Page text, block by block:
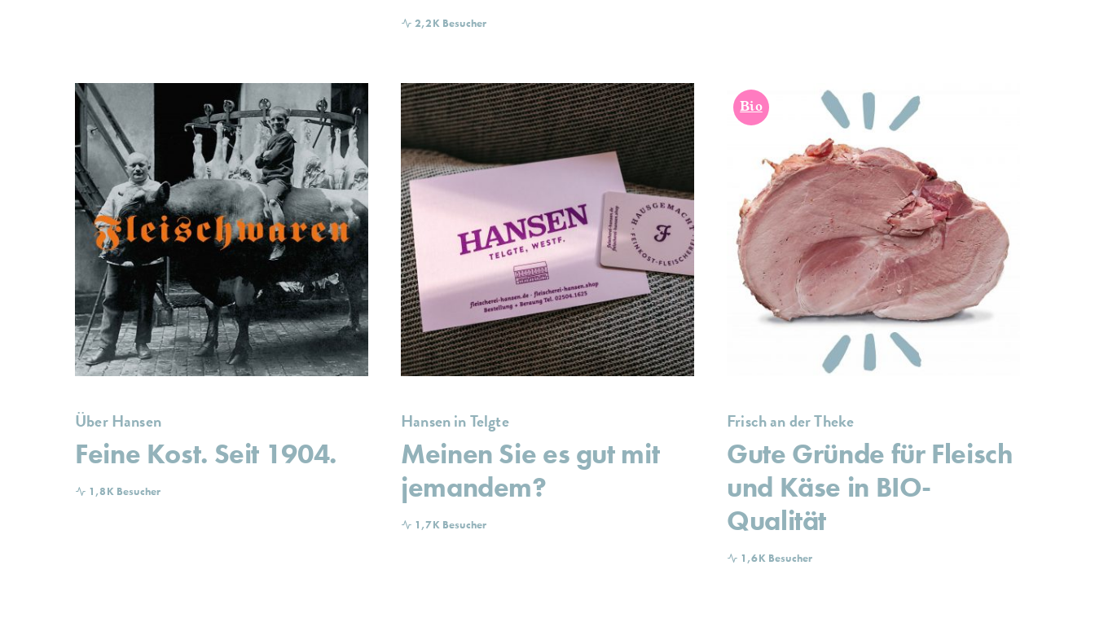
2,2K Besucher
Über Hansen
Feine Kost. Seit 1904.
1,8K Besucher
Hansen in Telgte
Meinen Sie es gut mit
jemandem?
1,7K Besucher
Frisch an der Theke
Gute Gründe für Fleisch
und Käse in BIO-
Qualität
1,6K Besucher